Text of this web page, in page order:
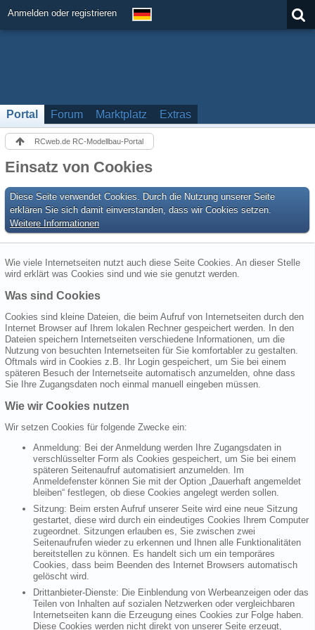
Anmelden oder registrieren
Portal Forum Marktplatz Extras
RCweb.de RC-Modellbau-Portal
Einsatz von Cookies
Diese Seite verwendet Cookies. Durch die Nutzung unserer Seite
erklären Sie sich damit einverstanden, dass wir Cookies setzen.
Weitere Informationen
Wie viele Internetseiten nutzt auch diese Seite Cookies. An dieser Stelle
wird erklärt was Cookies sind und wie sie genutzt werden.
Was sind Cookies
Cookies sind kleine Dateien, die beim Aufruf von Internetseiten durch den
Internet Browser auf Ihrem lokalen Rechner gespeichert werden. In den
Dateien speichern Internetseiten verschiedene Informationen, um die
Nutzung von besuchten Internetseiten für Sie komfortabler zu gestalten.
Oftmals wird in Cookies z.B. Ihr Login gespeichert, um Sie bei einem
späteren Besuch der Internetseite automatisch anzumelden, ohne dass
Sie Ihre Zugangsdaten noch einmal manuell eingeben müssen.
Wie wir Cookies nutzen
Wir setzen Cookies für folgende Zwecke ein:
Anmeldung: Bei der Anmeldung werden Ihre Zugangsdaten in
verschlüsselter Form als Cookies gespeichert, um Sie bei einem
späteren Seitenaufruf automatisiert anzumelden. Im
Anmeldefenster können Sie mit der Option „Dauerhaft angemeldet
bleiben“ festlegen, ob diese Cookies angelegt werden sollen.
Sitzung: Beim ersten Aufruf unserer Seite wird eine neue Sitzung
gestartet, diese wird durch ein eindeutiges Cookies Ihrem Computer
zugeordnet. Sitzungen erlauben es, Sie zwischen zwei
Seitenaufrufen wieder zu erkennen und Ihnen alle Funktionalitäten
bereitstellen zu können. Es handelt sich um ein temporäres
Cookies, dass beim Beenden des Internet Browsers automatisch
gelöscht wird.
Drittanbieter-Dienste: Die Einblendung von Werbeanzeigen oder das
Teilen von Inhalten auf sozialen Netzwerken oder vergleichbaren
Internetseiten kann die Erzeugung eines Cookies zur Folge haben.
Diese Cookies werden nicht direkt von unserer Seite erzeugt,